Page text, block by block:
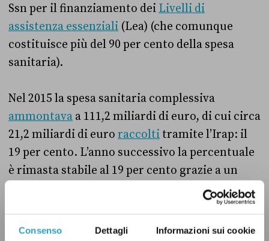
Consenso Dettagli Informazioni sui cookie
Ssn per il finanziamento dei Livelli di
assistenza essenziali (Lea) (che comunque
costituisce più del 90 per cento della spesa
sanitaria).
Nel 2015 la spesa sanitaria complessiva
ammontava a 111,2 miliardi di euro, di cui circa
21,2 miliardi di euro raccolti tramite l’Irap: il
19 per cento. L’anno successivo la percentuale
è rimasta stabile al 19 per cento grazie a un
aumento sia della spesa totale (112,5 miliardi)
). Da lì in poi
la proporzione è leggermente calata, con l’Irap